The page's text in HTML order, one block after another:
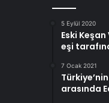
5 Eylül 2020
Eski
eşi
7 Ocak 2021
arasında